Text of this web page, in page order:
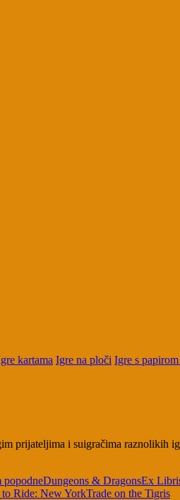
kartama Igre na ploči Igre s
prijateljima i suigračima raznolikih
popodneDungeons & DragonsEx
Ride: New YorkTrade on the Tigris